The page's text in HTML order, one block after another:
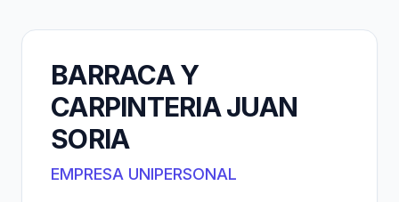
BARRACA Y
CARPINTERIA JUAN
SORIA
EMPRESA UNIPERSONAL